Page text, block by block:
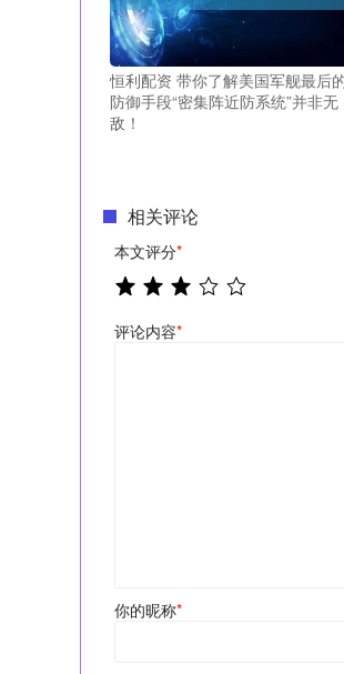
恒利配资 带你了解美国军舰最后
防御手段“密集阵近防系统”并非无
敌！
相关评论
本文评分*
评论内容*
你的昵称*